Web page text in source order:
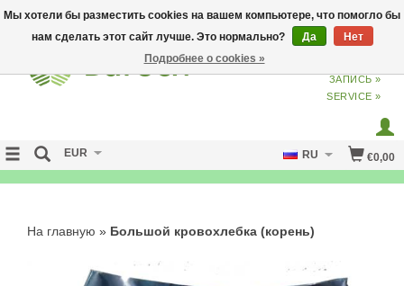
ВХОДИЗ
ЗАПИСЬ »
SERVICE »
€0,00
EUR RU
На главную » Большой кровохлебка (корень)
Мы хотели бы разместить cookies на вашем компьютере, что помогло бы
нам сделать этот сайт лучше. Это нормально?
Да
Нет
Подробнее о cookies »